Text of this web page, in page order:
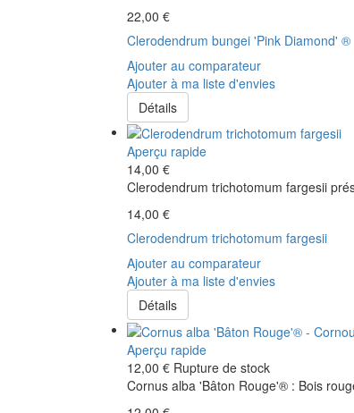
22,00 €
Clerodendrum bungei 'Pink Diamond' ®
Ajouter au comparateur
Ajouter à ma liste d'envies
Détails
Aperçu rapide
14,00 €
Clerodendrum trichotomum fargesii
14,00 €
Clerodendrum trichotomum fargesii
Ajouter au comparateur
Ajouter à ma liste d'envies
Détails
Aperçu rapide
12,00 € Rupture de stock
Cornus alba 'Bâton Rouge'® : Bois